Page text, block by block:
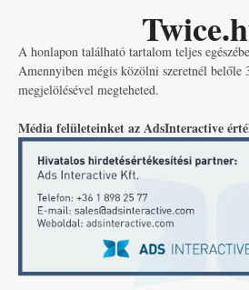
A honlapon található tartalom teljes
Amennyiben mégis közölni szeretnél belőle
megjelölésével megteheted.
Média felületeinket az AdsInteractive